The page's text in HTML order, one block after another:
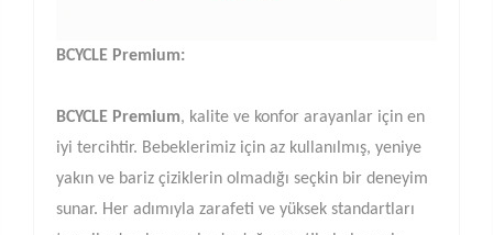
BCYCLE Premium:
BCYCLE Premium, kalite ve konfor arayanlar için en
iyi tercihtir. Bebeklerimiz için az kullanılmış, yeniye
yakın ve bariz çiziklerin olmadığı seçkin bir deneyim
sunar. Her adımıyla zarafeti ve yüksek standartları